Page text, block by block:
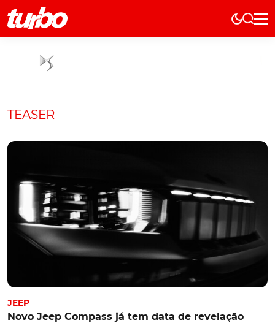
Elétricos
História
Comerciais
Curiosidades
Elétricos
Técnica
Testes
TEASER
JEEP
Novo Jeep Compass já tem data de revelação